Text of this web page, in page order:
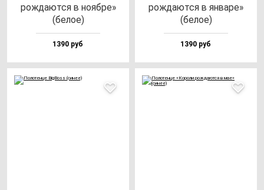
рож­да­ют­ся в но­яб­ре»
(бе­лое)
1390 руб
рож­да­ют­ся в ян­ва­ре»
(бе­лое)
1390 руб